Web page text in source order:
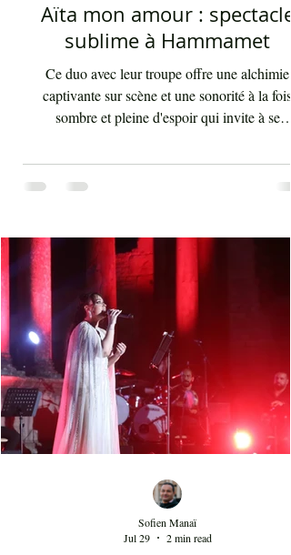
Aïta mon amour : spectacle
sublime à Hammamet
Ce duo avec leur troupe offre une alchimie
captivante sur scène et une sonorité à la fois
sombre et pleine d'espoir qui invite à se
poursuivons tout au long de notre vie. "Aïta"
‘ayta) se traduit par "cri" ou "appel". Ce terme
compagnes, qui jadis relayait les nouvelles
majeures à travers leurs mélodies, voyageant
village
Sofien Manaï
Jul 29
2 min read